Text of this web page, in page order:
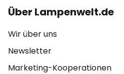
Über Lampenwelt.de
Wir über uns
Newsletter
Marketing-Kooperationen